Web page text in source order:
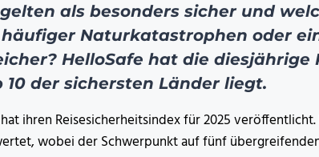
als besonders sicher und
Naturkatastrophen oder
HelloSafe hat die diesjährige
10 der sichersten Länder liegt.
hat ihren Reisesicherheitsindex für 2025 veröffentlicht.
wobei der Schwerpunkt auf fünf